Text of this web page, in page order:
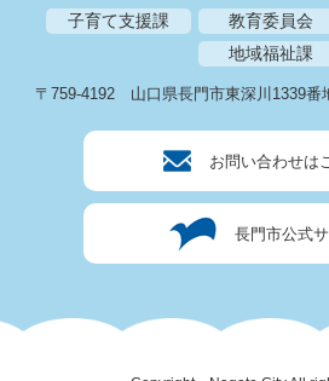
子育て支援課 教育委員会
地域福祉課
〒759-4192 山口県長門市東深川1339番
お問い合わせは
長門市公式